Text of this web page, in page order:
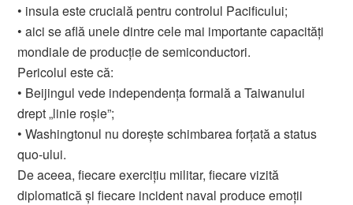
• insula este crucială pentru controlul Pacificului;
• aici se află unele dintre cele mai importante capacități
mondiale de producție de semiconductori.
Pericolul este că:
• Beijingul vede independența formală a Taiwanului
drept „linie roșie”;
• Washingtonul nu dorește schimbarea forțată a status
quo-ului.
De aceea, fiecare exercițiu militar, fiecare vizită
diplomatică și fiecare incident naval produce emoții